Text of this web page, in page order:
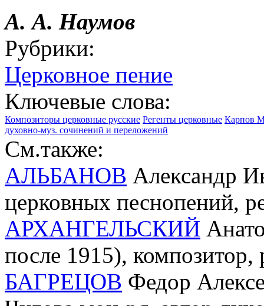
А. А. Наумов
Рубрики:
Церковное пение
Ключевые слова:
Композиторы церковные русские Регенты церковные Карпов
духовно-муз. сочинений и переложений
См.также:
АЛЬБАНОВ Александр
церковных песнопений,
АРХАНГЕЛЬСКИЙ
после 1915), композитор,
БАГРЕЦОВ Федор